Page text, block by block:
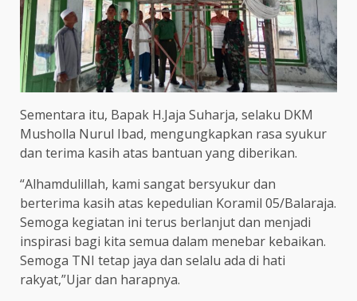
Sementara itu, Bapak H.Jaja Suharja, selaku DKM
Musholla Nurul Ibad, mengungkapkan rasa syukur
dan terima kasih atas bantuan yang diberikan.
“Alhamdulillah, kami sangat bersyukur dan
berterima kasih atas kepedulian Koramil 05/Balaraja.
Semoga kegiatan ini terus berlanjut dan menjadi
inspirasi bagi kita semua dalam menebar kebaikan.
Semoga TNI tetap jaya dan selalu ada di hati
rakyat,”Ujar dan harapnya.